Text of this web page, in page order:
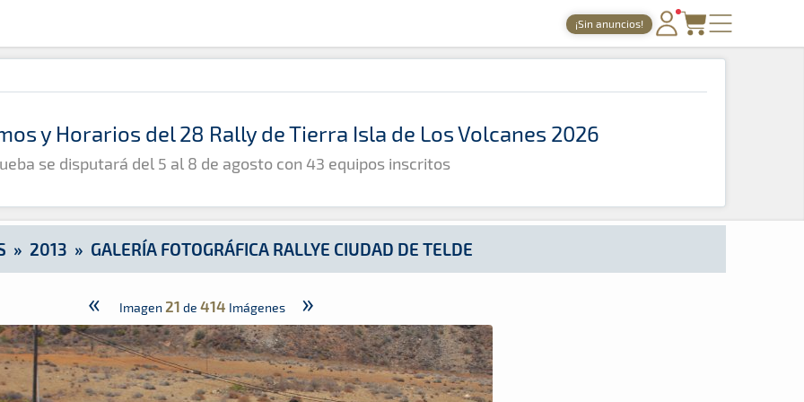
¡Sin anuncios!
PORTADA
TIEMPOS ONLINE
GALERÍAS
ARCHIVO
de Telde
y Horarios del 28 Rally de Tierra Isla de Los Volcanes 2026
se disputará del 5 al 8 de agosto con 43 equipos inscritos
» 2013 » GALERÍA FOTOGRÁFICA RALLYE CIUDAD DE TELDE
« Imagen 21 de 414 Imágenes »